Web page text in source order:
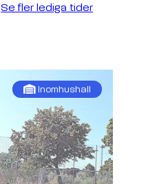
Se fler lediga tider
Inomhushall